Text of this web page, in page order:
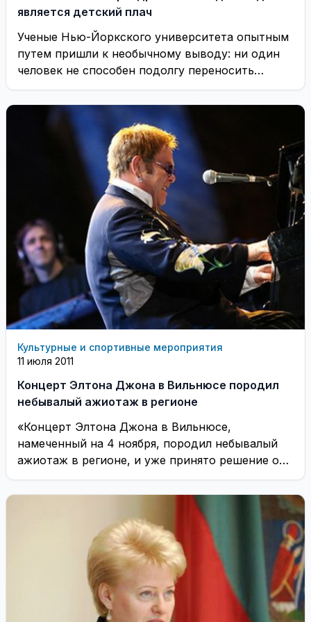
является детский плач
Ученые Нью-Йоркского университета опытным
путем пришли к необычному выводу: ни один
человек не способен подолгу переносить
детский плач
Культурные и спортивные мероприятия
11 июля 2011
Концерт Элтона Джона в Вильнюсе породил
небывалый ажиотаж в регионе
«Концерт Элтона Джона в Вильнюсе,
намеченный на 4 ноября, породил небывалый
ажиотаж в регионе, и уже принято решение от
25 ...